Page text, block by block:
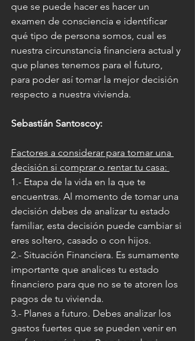
que se puede hacer es hacer un
examen de consciencia e identificar
qué tipo de persona somos, cual es
nuestra circunstancia financiera actual y
que planes tenemos para el futuro,
para poder así tomar la mejor decisión
respecto a nuestra vivienda.
Sebastián Santoscoy:
Factores a considerar para tomar una
decisión si comprar o rentar tu casa:
1.- Etapa de la vida en la que te
encuentras. Al momento de tomar una
decisión debes de analizar tu estado
familiar, esta decisión puede cambiar si
eres soltero, casado o con hijos.
2.- Situación Financiera. Es sumamente
importante que analices tu estado
financiero para que no se te atoren los
pagos de tu vivienda.
3.- Planes a futuro. Debes analizar los
gastos fuertes que se pueden venir en